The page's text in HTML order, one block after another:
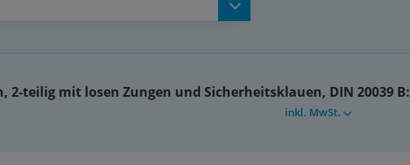
2-teilig mit losen Zungen und Sicherheitsklauen, DIN 20039 B:
inkl. MwSt.